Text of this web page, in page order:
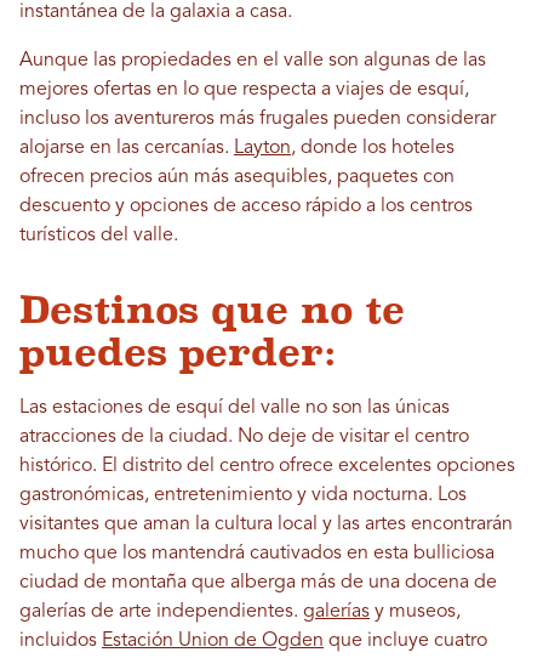
instantánea de la galaxia a casa.
Aunque las propiedades en el valle son algunas de las
mejores ofertas en lo que respecta a viajes de esquí,
incluso los aventureros más frugales pueden considerar
alojarse en las cercanías. Layton, donde los hoteles
ofrecen precios aún más asequibles, paquetes con
descuento y opciones de acceso rápido a los centros
turísticos del valle.
Destinos que no te
puedes perder:
Las estaciones de esquí del valle no son las únicas
atracciones de la ciudad. No deje de visitar el centro
histórico. El distrito del centro ofrece excelentes opciones
gastronómicas, entretenimiento y vida nocturna. Los
visitantes que aman la cultura local y las artes encontrarán
mucho que los mantendrá cautivados en esta bulliciosa
ciudad de montaña que alberga más de una docena de
galerías de arte independientes. galerías y museos,
incluidos Estación Union de Ogden que incluye cuatro